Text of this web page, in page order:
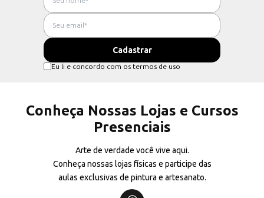
Eu li e concordo com os termos de uso
Conheça Nossas Lojas e Cursos
Presenciais
Arte de verdade você vive aqui.
Conheça nossas lojas físicas e participe das
aulas exclusivas de pintura e artesanato.